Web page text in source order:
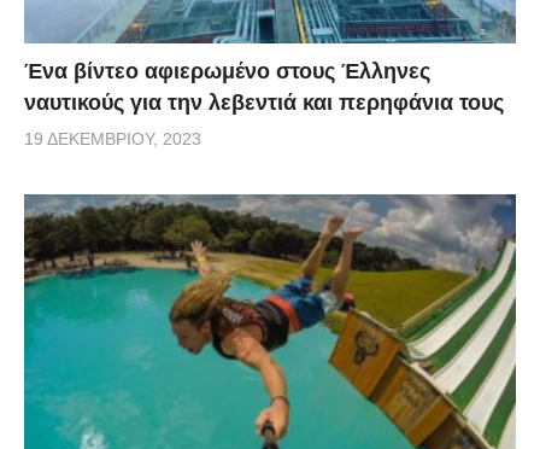
Ένα βίντεο αφιερωμένο στους Έλληνες
ναυτικούς για την λεβεντιά και περηφάνια τους
19 ΔΕΚΕΜΒΡΊΟΥ, 2023